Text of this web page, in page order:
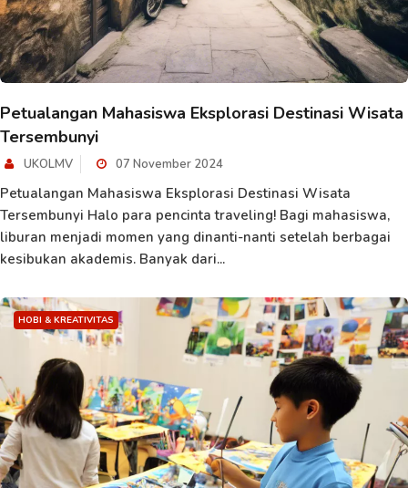
Petualangan Mahasiswa Eksplorasi Destinasi Wisata
Tersembunyi
UKOLMV 07 November 2024
Petualangan Mahasiswa Eksplorasi Destinasi Wisata
Tersembunyi Halo para pencinta traveling! Bagi mahasiswa,
liburan menjadi momen yang dinanti-nanti setelah berbagai
kesibukan akademis. Banyak dari...
HOBI & KREATIVITAS